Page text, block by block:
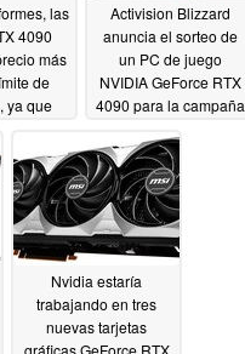
las
4090
más
de
ya que
RTX 40
10/25/2023
Activision Blizzard
anuncia el sorteo de
un PC de juego
NVIDIA GeForce RTX
4090 para la campaña
de Diablo IV
Nvidia estaría
trabajando en tres
nuevas tarjetas
gráficas GeForce RTX